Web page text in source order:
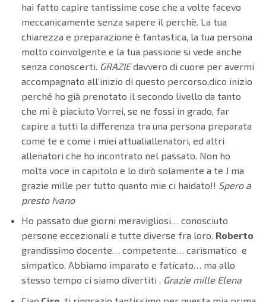
hai fatto capire tantissime cose che a volte facevo
meccanicamente senza sapere il perchè. La tua
chiarezza e preparazione è fantastica, la tua persona
molto coinvolgente e la tua passione si vede anche
senza conoscerti. GRAZIEdavvero di cuore per avermi
accompagnato all’inizio di questo percorso,dico inizio
perché ho già prenotato il secondo livello da tanto
che mi è piaciuto Vorrei, se ne fossi in grado, far
capire a tutti la differenza tra una persona preparata
come te e come i miei attualiallenatori, ed altri
allenatori che ho incontrato nel passato. Non ho
molta voce in capitolo e lo dirò solamente a te J ma
grazie mille per tutto quanto mie ci haidato!! Spero a
presto Ivano
Ho passato due giorni meravigliosi… conosciuto
persone eccezionali e tutte diverse fra loro. Roberto
grandissimo docente… competente… carismatico e
simpatico. Abbiamo imparato e faticato… ma allo
stesso tempo ci siamo divertiti . Grazie mille Elena